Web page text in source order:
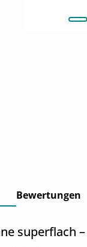
Bewertungen
superflach